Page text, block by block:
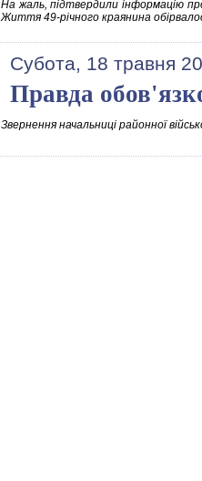
На жаль, підтвердили інформацію
Життя 49-річного краянина
Субота, 18 травня
Правда
Звернення начальниці районної